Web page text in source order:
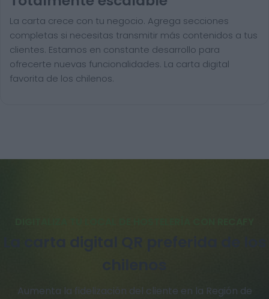
La carta crece con tu negocio. Agrega secciones
completas si necesitas transmitir más contenidos a tus
clientes. Estamos en constante desarrollo para
ofrecerte nuevas funcionalidades. La carta digital
favorita de los chilenos.
Aumenta la fidelización del cliente en la Región de